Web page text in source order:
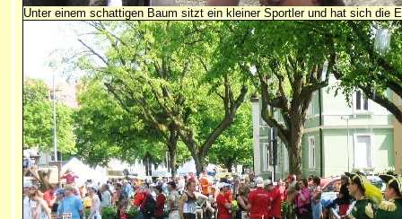
Unter einem schattigen Baum sitzt ein kleiner Sportler und hat sich die